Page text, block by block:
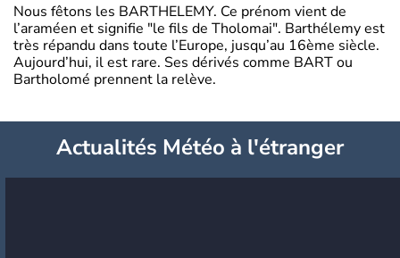
Nous fêtons les BARTHELEMY. Ce prénom vient de
l’araméen et signifie "le fils de Tholomai". Barthélemy est
très répandu dans toute l’Europe, jusqu’au 16ème siècle.
Aujourd’hui, il est rare. Ses dérivés comme BART ou
Bartholomé prennent la relève.
Actualités Météo à l'étranger